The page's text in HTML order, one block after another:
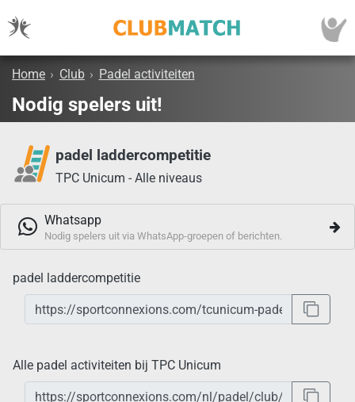
Home › Club › Padel activiteiten
Nodig spelers uit!
padel laddercompetitie
TPC Unicum - Alle niveaus
Whatsapp
Nodig spelers uit via WhatsApp-groepen of berichten.
padel laddercompetitie
Alle padel activiteiten bij TPC Unicum